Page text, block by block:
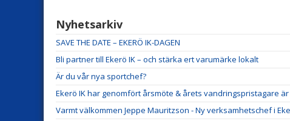
Nyhetsarkiv
SAVE THE DATE – EKERÖ IK-DAGEN
Bli partner till Ekerö IK – och stärka ert varumärke lokalt
Är du vår nya sportchef?
Ekerö IK har genomfört årsmöte & årets vandringspristagare
Varmt välkommen Jeppe Mauritzson - Ny verksamhetschef i